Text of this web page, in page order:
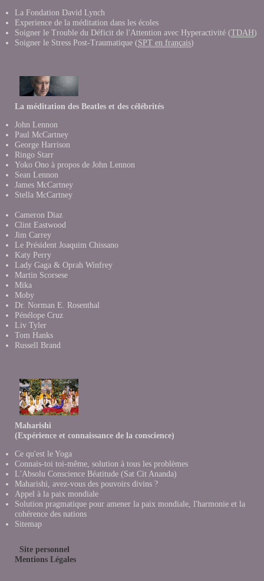
La Fondation David Lynch
Experience de la méditation dans les écoles
Soigner le Trouble du Déficit de l'Attention avec Hyperactivité (TDAH)
Soigner le Stress Post-Traumatique (SPT en français)
La méditation des Beatles et des célébrités
John Lennon
Paul McCartney
George Harrison
Ringo Starr
Yoko Ono à propos de John Lennon
Sean Lennon
James McCartney
Stella McCartney
Cameron Diaz
Clint Eastwood
Jim Carrey
Le Président Joaquim Chissano
Katy Perry
Lady Gaga & Oprah Winfrey
Martin Scorsese
Mika
Moby
Dr. Norman E. Rosenthal
Pénélope Cruz
Liv Tyler
Tom Hanks
Russell Brand
Maharishi
(Expérience et connaissance de la conscience)
Ce qu'est le Yoga
Connais-toi toi-même, solution à tous les problèmes
L'Absolu Conscience Béatitude (Sat Cit Ananda)
Maharishi, avez-vous des pouvoirs divins ?
Appel à la paix mondiale
Solution pragmatique pour amener la paix mondiale, l'harmonie et la
cohérence des nations
Sitemap
Site personnel
Mentions Légales